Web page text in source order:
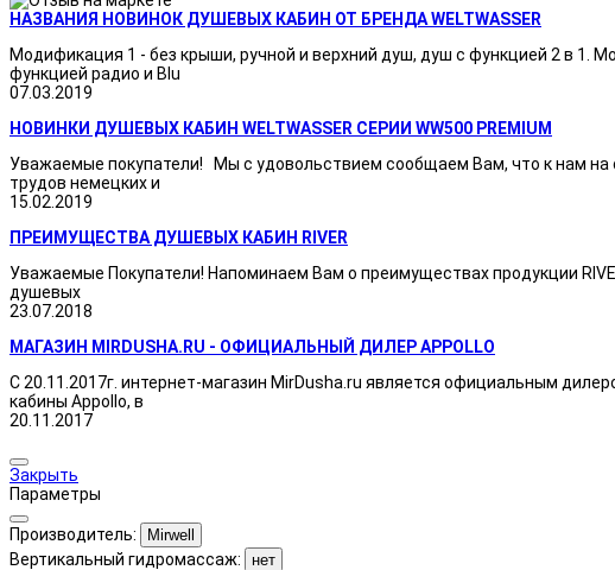
НАЗВАНИЯ НОВИНОК ДУШЕВЫХ КАБИН ОТ БРЕНДА WELTWASSER
Модификация 1 - без крыши, ручной и верхний душ, душ с функцией 2 в 1.
функцией радио и Blu
07.03.2019
НОВИНКИ ДУШЕВЫХ КАБИН WELTWASSER СЕРИИ WW500 PREMIUM
Уважаемые покупатели! Мы с удовольствием сообщаем Вам, что к нам на
трудов немецких и
15.02.2019
ПРЕИМУЩЕСТВА ДУШЕВЫХ КАБИН RIVER
Уважаемые Покупатели! Напоминаем Вам о преимуществах продукции
душевых
23.07.2018
МАГАЗИН MIRDUSHA.RU - ОФИЦИАЛЬНЫЙ ДИЛЕР APPOLLO
С 20.11.2017г. интернет-магазин MirDusha.ru является официальным
кабины Appollo, в
20.11.2017
Закрыть
Параметры
Производитель: Mirwell
Вертикальный гидромассаж:
нет